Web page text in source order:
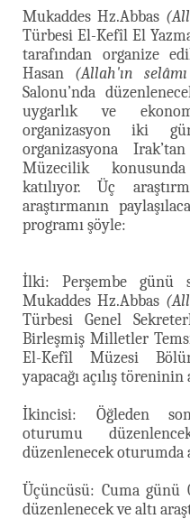
Mukaddes Hz.Abbas
Türbesi El-Kefîl El
tarafından organize
Hasan (Allah'ın
Salonu’nda
uygarlık ve
organizasyon iki
organizasyona
Müzecilik
katılıyor. Üç
araştırmanın
programı şöyle:
İlki: Perşembe günü
Mukaddes Hz.Abbas
Türbesi Genel
Birleşmiş Milletler
El-Kefîl Müzesi
yapacağı açılış
İkincisi: Öğleden
oturumu
düzenlenecek oturumda
Üçüncüsü: Cuma günü
düzenlenecek ve altı